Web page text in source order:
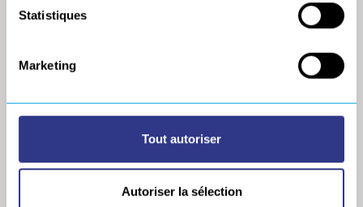
Statistiques
Marketing
Tout autoriser
Autoriser la sélection
Certifications
Politique générale de
Travailler chez Europe
TÉLÉCHARGEMENTS
ACTUALITÉS
CONTACT